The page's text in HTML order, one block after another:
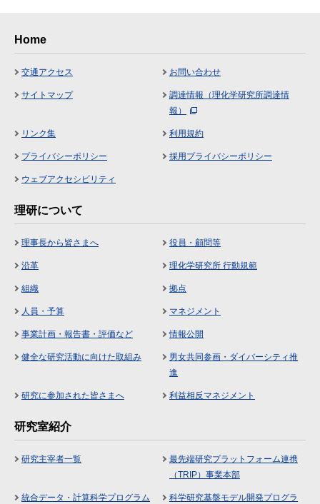
Home
交通アクセス お問い合わせ
サイトマップ
調達情報（理化学研究所調達情
報）
リンク集 利用規約
プライバシーポリシー 採用プライバシーポリシー
ウェブアクセシビリティ
理研について
理事長から皆さまへ 役員・顧問等
沿革 理化学研究所 行動規範
組織 拠点
人員・予算 マネジメント
事業計画・報告書・評価など 情報公開
健全な研究活動に向けた取組み
男女共同参画・ダイバーシティ推
進
研究に参加された皆さまへ 利益相反マネジメント
研究室紹介
研究主宰者一覧
最先端研究プラットフォーム連携
（TRIP）事業本部
統合データ・計算科学プログラム
科学研究基盤モデル開発プログラ